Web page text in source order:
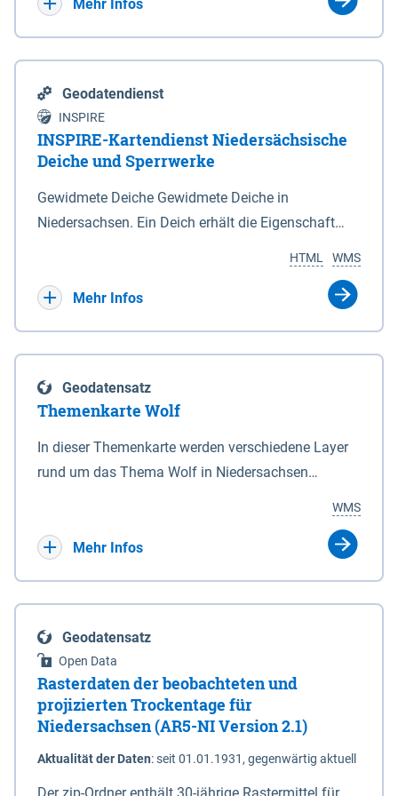
Mehr Infos
Geodatendienst
INSPIRE
INSPIRE-Kartendienst Niedersächsische
Deiche und Sperrwerke
Gewidmete Deiche Gewidmete Deiche in
Niedersachsen. Ein Deich erhält die Eigenschaft
Deichbehörde durch Verordnung ausspricht. Für
enthalten. Sperrwerke Sperrwerke sind Bauwerke
mit Sperrvorrichtungen in Tidegewässern, die dem
Schutz eines Gebietes vor erhöhten Tiden, vor allem
vor Sturmfluten, zu dienen bestimmt sind (§2 Abs.3
Eigenschaft eines Sperrwerkes durch Widmung, die
die Deichbehörde durch Verordnung ausspricht.
WMS
HTML
Mehr Infos
Geodatensatz
Themenkarte Wolf
In dieser Themenkarte werden verschiedene Layer
rund um das Thema Wolf in Niedersachsen
sowie Status der bestehenden Wolfsterritorien im
laufenden Monitoringjahr.
WMS
Mehr Infos
Geodatensatz
Open Data
Rasterdaten der beobachteten und
projizierten Trockentage für
Niedersachsen (AR5-NI Version 2.1)
Aktualität der Daten:seit 01.01.1931, gegenwärtig aktuell